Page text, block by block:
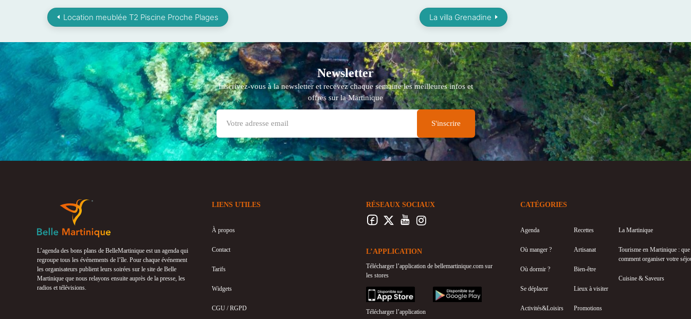
Location meublée T2 Piscine Proche Plages La villa Grenadine
Newsletter
Inscrivez-vous à la newsletter et recevez chaque semaine les meilleures infos et
offres sur la Martinique
L’agenda des bons plans de BelleMartinique est un agenda qui
regroupe tous les événements de l’île. Pour chaque événement
les organisateurs publient leurs soirées sur le site de Belle
Martinique que nous relayons ensuite auprès de la presse, les
radios et télévisions.
LIENS UTILES
À propos
Contact
Tarifs
Widgets
CGU / RGPD
RÉSEAUX SOCIAUX
L’APPLICATION
Télécharger l’application de bellemartinique.com sur
les stores
appstore googleplay
Télécharger l’application
CATÉGORIES
Agenda
Où manger ?
Où dormir ?
Se déplacer
Activités&Loisirs
Recettes
Artisanat
Bien-être
Lieux à visiter
Promotions
La Martinique
Tourisme en Martinique :
comment organiser votre
Cuisine & Saveurs